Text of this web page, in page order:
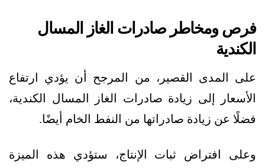
فرص ومخاطر صادرات الغاز المسال
الكندية
على المدى القصير، من المرجح أن يؤدي ارتفاع
الأسعار إلى زيادة صادرات الغاز المسال الكندية،
فضلًا عن زيادة صادراتها من النفط الخام أيضًا.
وعلى افتراض ثبات الإنتاج، ستؤدي هذه الميزة